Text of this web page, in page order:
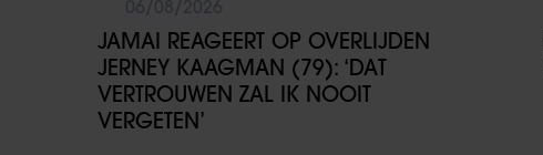
JAMAI REAGEERT OP OVERLIJDEN
JERNEY KAAGMAN (79): ‘DAT
VERTROUWEN ZAL IK NOOIT
VERGETEN’